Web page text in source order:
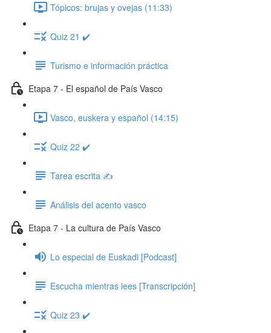
Tópicos: brujas y ovejas (11:33)
Quiz 21 ✔️
Turismo e información práctica
Etapa 7 - El español de País Vasco
Vasco, euskera y español (14:15)
Quiz 22 ✔️
Tarea escrita ✍️
Análisis del acento vasco
Etapa 7 - La cultura de País Vasco
Lo especial de Euskadi [Podcast]
Escucha mientras lees [Transcripción]
Quiz 23 ✔️